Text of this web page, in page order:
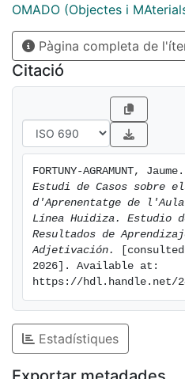
OMADO (Objectes i
Pàgina completa de
Citació
FORTUNY-AGRAMUNT, Jaume.
Estudi de Casos sobre
d'Aprenentatge de
Línea Huidiza. Estudio
Resultados de
Adjetivación.
2026]. Available at:
https://hdl.handle.net/
Estadístiques